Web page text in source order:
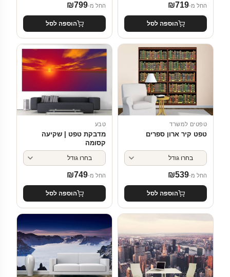
החל מ- ₪719
הוספה לסל
החל מ- ₪799
הוספה לסל
טפטים למשרד
טפט קיר ארון ספרים
החל מ- ₪539
הוספה לסל
טבע
מדבקת טפט | שקיעה
קסומה
החל מ- ₪749
הוספה לסל